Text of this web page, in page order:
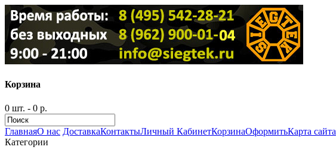
Корзина
0 шт. - 0 р.
ГлавнаяО нас ДоставкаКонтактыЛичный КабинетКорзинаОформитьКарта сайта
Категории